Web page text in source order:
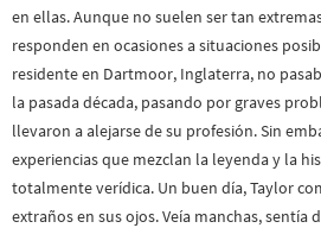
en ellas. Aunque no suelen ser tan
responden en ocasiones a situaciones
residente en Dartmoor, Inglaterra, no
la pasada década, pasando por graves
llevaron a alejarse de su profesión. Sin
experiencias que mezclan la leyenda y la
totalmente verídica. Un buen día, Taylor
extraños en sus ojos. Veía manchas, sentía